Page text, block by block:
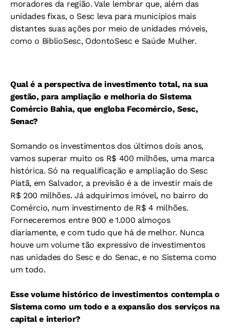
moradores da região. Vale lembrar que, além das
unidades fixas, o Sesc leva para municípios mais
distantes suas ações por meio de unidades móveis,
como o BiblioSesc, OdontoSesc e Saúde Mulher.
Qual é a perspectiva de investimento total, na sua
gestão, para ampliação e melhoria do Sistema
Comércio Bahia, que engloba Fecomércio, Sesc,
Senac?
Somando os investimentos dos últimos dois anos,
vamos superar muito os R$ 400 milhões, uma marca
histórica. Só na requalificação e ampliação do Sesc
Piatã, em Salvador, a previsão é a de investir mais de
R$ 200 milhões. Já adquirimos imóvel, no bairro do
Comércio, num investimento de R$ 4 milhões.
Forneceremos entre 900 e 1.000 almoços
diariamente, e com tudo que há de melhor. Nunca
houve um volume tão expressivo de investimentos
nas unidades do Sesc e do Senac, e no Sistema como
um todo.
Esse volume histórico de investimentos contempla o
Sistema como um todo e a expansão dos serviços na
capital e interior?